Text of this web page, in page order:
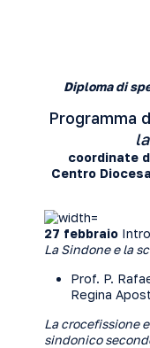
Diploma di
Programma
coordinate
Centro
27 febbraio
La Sindone e la
Prof. P.
Regina
La crocefissione
sindonico